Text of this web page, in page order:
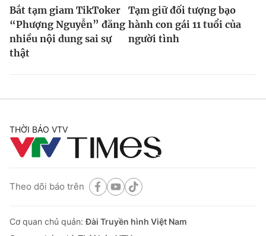
Bắt tạm giam TikToker
“Phượng Nguyễn” đăng
nhiều nội dung sai sự
thật
Tạm giữ đối tượng bạo
hành con gái 11 tuổi của
người tình
THỜI BÁO VTV
Theo dõi báo trên
Cơ quan chủ quản:Đài Truyền hình Việt Nam